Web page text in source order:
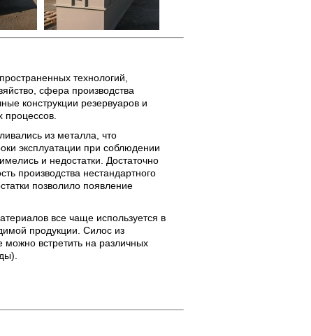
технологий,
сфера производства
конструкции резервуаров и
процессов.
из металла, что
эксплуатации при соблюдении
и недостатки. Достаточно
производства нестандартного
позволило появление
все чаще используется в
продукции. Силос из
встретить на различных